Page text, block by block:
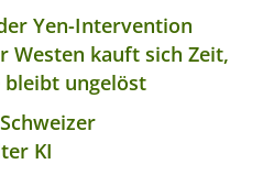
Yen-Intervention
Westen kauft sich Zeit,
bleibt ungelöst
KI